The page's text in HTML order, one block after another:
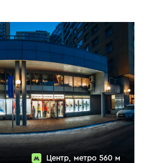
Центр, метро 560 м